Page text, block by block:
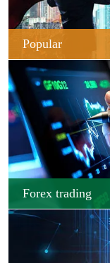
Popular
Forex trading